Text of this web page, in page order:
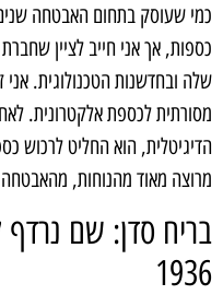
כמי שעוסק בתחום האבטחה
כספות, אך אני חייב לציין
שלה ובחדשנות הטכנולוגית.
מסורתית לכספת אלקטרונית.
הדיגיטלית, הוא החליט לרכוש
מרוצה מאוד מהנוחות,
בריח סדן: שם נרדף
1936